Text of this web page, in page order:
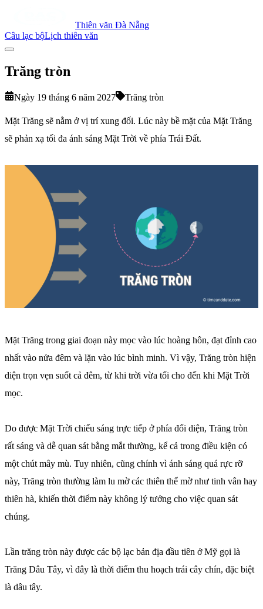
Thiên văn Đà Nẵng
Câu lạc bộLịch thiên văn
Trăng tròn
Ngày 19 tháng 6 năm 2027 Trăng tròn
Mặt Trăng sẽ nằm ở vị trí xung đối. Lúc này bề mặt của Mặt Trăng
sẽ phản xạ tối đa ánh sáng Mặt Trời về phía Trái Đất.
Mặt Trăng trong giai đoạn này mọc vào lúc hoàng hôn, đạt đỉnh cao
nhất vào nửa đêm và lặn vào lúc bình minh. Vì vậy, Trăng tròn hiện
diện trọn vẹn suốt cả đêm, từ khi trời vừa tối cho đến khi Mặt Trời
mọc.
Do được Mặt Trời chiếu sáng trực tiếp ở phía đối diện, Trăng tròn
rất sáng và dễ quan sát bằng mắt thường, kể cả trong điều kiện có
một chút mây mù. Tuy nhiên, cũng chính vì ánh sáng quá rực rỡ
này, Trăng tròn thường làm lu mờ các thiên thể mờ như tinh vân hay
thiên hà, khiến thời điểm này không lý tưởng cho việc quan sát
chúng.
Lần trăng tròn này được các bộ lạc bản địa đầu tiên ở Mỹ gọi là
Trăng Dâu Tây, vì đây là thời điểm thu hoạch trái cây chín, đặc biệt
là dâu tây.